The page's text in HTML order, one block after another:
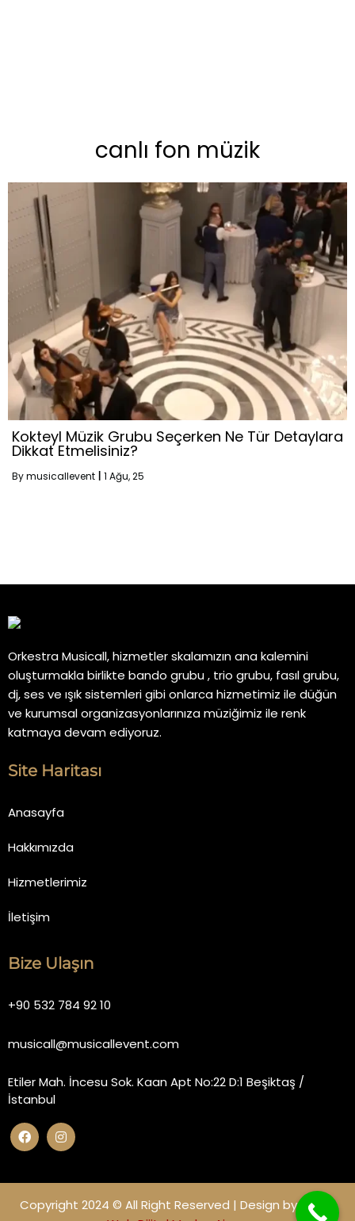
canlı fon müzik
Kokteyl Müzik Grubu Seçerken Ne Tür Detaylara
Dikkat Etmelisiniz?
Bymusicallevent 1 Ağu, 25
Orkestra Musicall, hizmetler skalamızın ana kalemini
oluşturmakla birlikte bando grubu , trio grubu, fasıl grubu,
dj, ses ve ışık sistemleri gibi onlarca hizmetimiz ile düğün
ve kurumsal organizasyonlarınıza müziğimiz ile renk
katmaya devam ediyoruz.
Site Haritası
Anasayfa
Hakkımızda
Hizmetlerimiz
İletişim
Bize Ulaşın
+90 532 784 92 10
musicall@musicallevent.com
Etiler Mah. İncesu Sok. Kaan Apt No:22 D:1 Beşiktaş /
İstanbul
Copyright 2024 © All Right Reserved | Design byMiano